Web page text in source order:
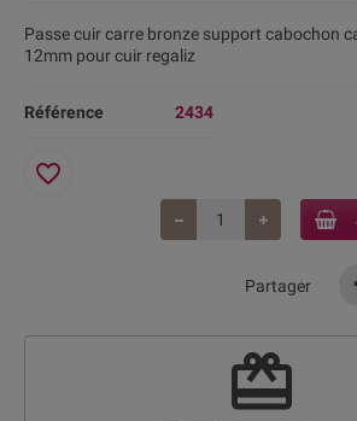
Passe cuir carre bronze support cabochon
12mm pour cuir regaliz
Référence 2434
favorite_border
Partager
redeem